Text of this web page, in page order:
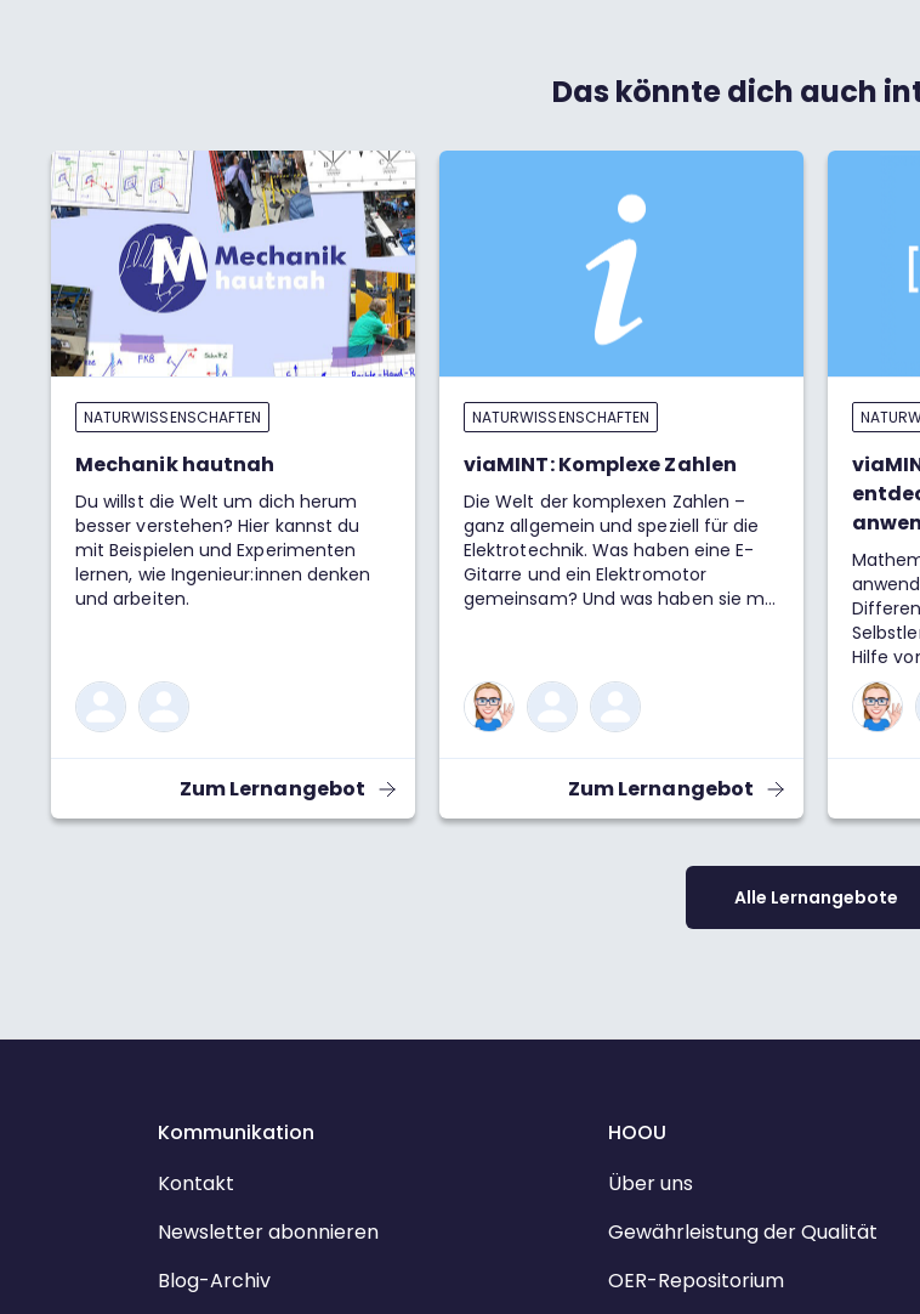
Das könnte dich auch
NATURWISSENSCHAFTEN
Mechanik hautnah
Du willst die Welt um dich herum
besser verstehen? Hier kannst du
mit Beispielen und Experimenten
lernen, wie Ingenieur:innen denken
und arbeiten.
Zum Lernangebot
NATURWISSENSCHAFTEN
viaMINT: Komplexe Zahlen
Die Welt der komplexen Zahlen –
ganz allgemein und speziell für die
Elektrotechnik. Was haben eine E-
Gitarre und ein Elektromotor
gemeinsam? Und was haben sie mit
reellen Zahlen berechnen? Die
Antwort ist: Komplexe Zahlen sind
Zahlen in der Wissenschaft und im
praktischen Alltag brauchen, wie du
komplexen Zahlen rechnen und was
Zum Lernangebot
Hilfe
dir
Alle Lernangebote
Kommunikation
Kontakt
Newsletter abonnieren
Blog-Archiv
HOOU
Über uns
Gewährleistung der Qualität
OER-Repositorium